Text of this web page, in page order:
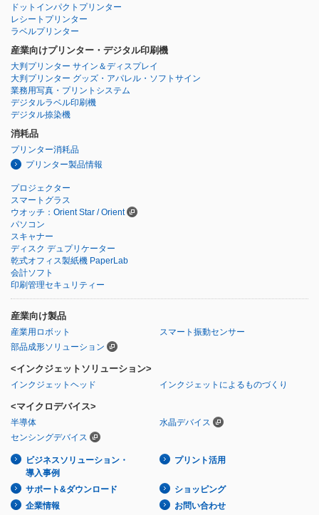
ドットインパクトプリンター
レシートプリンター
ラベルプリンター
産業向けプリンター・デジタル印刷機
大判プリンター サイン＆ディスプレイ
大判プリンター グッズ・アパレル・ソフトサイン
業務用写真・プリントシステム
デジタルラベル印刷機
デジタル捺染機
消耗品
プリンター消耗品
プリンター製品情報
プロジェクター
スマートグラス
ウオッチ：Orient Star / Orient
パソコン
スキャナー
ディスク デュプリケーター
乾式オフィス製紙機 PaperLab
会計ソフト
印刷管理セキュリティー
産業向け製品
産業用ロボット
スマート振動センサー
部品成形ソリューション
<インクジェットソリューション>
インクジェットヘッド インクジェットによるものづくり
<マイクロデバイス>
半導体
水晶デバイス
センシングデバイス
ビジネスソリューション・
導入事例
プリント活用
サポート&ダウンロード
ショッピング
企業情報
お問い合わせ